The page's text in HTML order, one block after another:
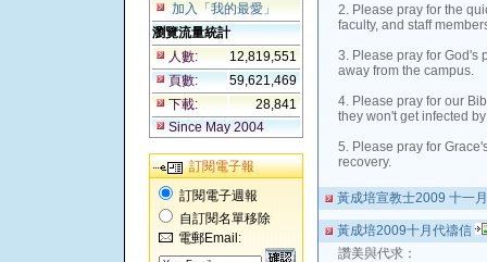
加入「我的最愛」
瀏覽流量統計
人數:
12,819,551
頁數:
59,621,469
下載:
28,841
Since May 2004
訂閱電子報
訂閱電子週報
自訂閱名單移除
電郵Email:
2. Please pray for the
faculty, and staff
3. Please pray for God's
away from the campus.
4. Please pray for our
they won't get infected
5. Please pray for
recovery.
黃成培宣教士2009 十一
黃成培2009十月代禱信
讚美與代求：